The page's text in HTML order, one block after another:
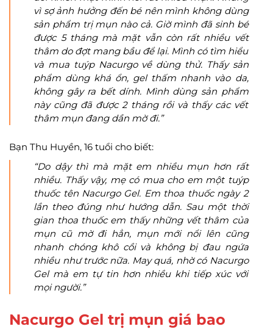
vì sợ ảnh hưởng đến bé nên mình không dùng
sản phẩm trị mụn nào cả. Giờ mình đã sinh bé
được 5 tháng mà mặt vẫn còn rất nhiều vết
thâm do đợt mang bầu để lại. Mình có tìm hiểu
và mua tuýp Nacurgo về dùng thử. Thấy sản
phẩm dùng khá ổn, gel thấm nhanh vào da,
không gây ra bết dính. Mình dùng sản phẩm
này cũng đã được 2 tháng rồi và thấy các vết
thâm mụn đang dần mờ đi.”
Bạn Thu Huyền, 16 tuổi cho biết:
“Do dậy thì mà mặt em nhiều mụn hơn rất
nhiều. Thấy vậy, mẹ có mua cho em một tuýp
thuốc tên Nacurgo Gel. Em thoa thuốc ngày 2
lần theo đúng như hướng dẫn. Sau một thời
gian thoa thuốc em thấy những vết thâm của
mụn cũ mờ đi hẳn, mụn mới nổi lên cũng
nhanh chóng khô cồi và không bị đau ngứa
nhiều như trước nữa. May quá, nhờ có Nacurgo
Gel mà em tự tin hơn nhiều khi tiếp xúc với
mọi người.”
Nacurgo Gel trị mụn giá bao